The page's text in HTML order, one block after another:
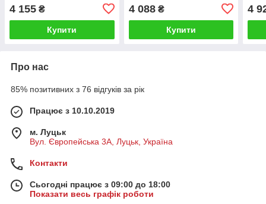
4 155 ₴
Купити
4 088₴
Купити
4
Про нас
85% позитивних з 76 відгуків за рік
Працює з 10.10.2019
м. Луцьк
Вул. Європейська 3А, Луцьк, Україна
Контакти
Сьогодні працює з 09:00 до 18:00
Показати весь графік роботи